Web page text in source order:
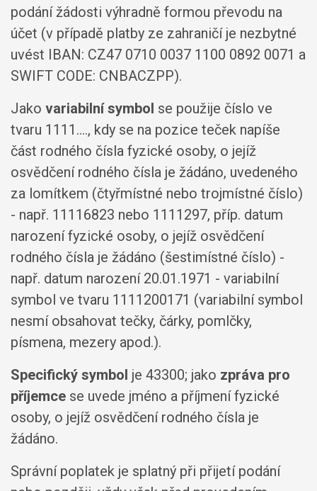
podání žádosti výhradně formou převodu na
účet (v případě platby ze zahraničí je nezbytné
uvést IBAN: CZ47 0710 0037 1100 0892 0071 a
SWIFT CODE: CNBACZPP).
Jako variabilní symbol se použije číslo ve
tvaru 1111...., kdy se na pozice teček napíše
část rodného čísla fyzické osoby, o jejíž
osvědčení rodného čísla je žádáno, uvedeného
za lomítkem (čtyřmístné nebo trojmístné číslo)
- např. 11116823 nebo 1111297, příp. datum
narození fyzické osoby, o jejíž osvědčení
rodného čísla je žádáno (šestimístné číslo) -
např. datum narození 20.01.1971 - variabilní
symbol ve tvaru 1111200171 (variabilní symbol
nesmí obsahovat tečky, čárky, pomlčky,
písmena, mezery apod.).
Specifický symbol je 43300; jako zpráva pro
příjemce se uvede jméno a příjmení fyzické
osoby, o jejíž osvědčení rodného čísla je
žádáno.
Správní poplatek je splatný při přijetí podání